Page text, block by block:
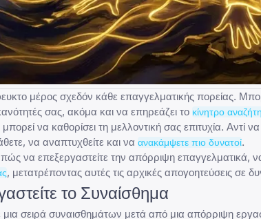
μέρος σχεδόν κάθε επαγγελματικής πορείας.
σας, ακόμα και να επηρεάζει το κίνητρο
μπορεί να καθορίσει τη μελλοντική σας επιτυχία. Αντί
να αναπτυχθείτε και να ανακάμψετε πιο δυνατοί.
να επεξεργαστείτε την απόρριψη επαγγελματικά,
, μετατρέποντας αυτές τις αρχικές απογοητεύσεις σε
το Συναίσθημα
μια σειρά συναισθημάτων μετά από μια απόρριψη